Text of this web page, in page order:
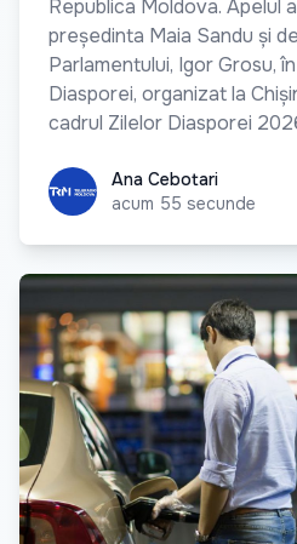
Republica Moldova. Apelul
președinta Maia Sandu și
Parlamentului, Igor Grosu,
Diasporei, organizat la
cadrul Zilelor Diasporei
Ana CebotariAna Cebotari
acum 55 secunde